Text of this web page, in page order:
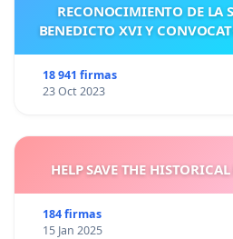
RECONOCIMIENTO DE LA
BENEDICTO XVI Y
18 941 firmas
23 Oct 2023
HELP SAVE THE HISTORICAL
184 firmas
15 Jan 2025